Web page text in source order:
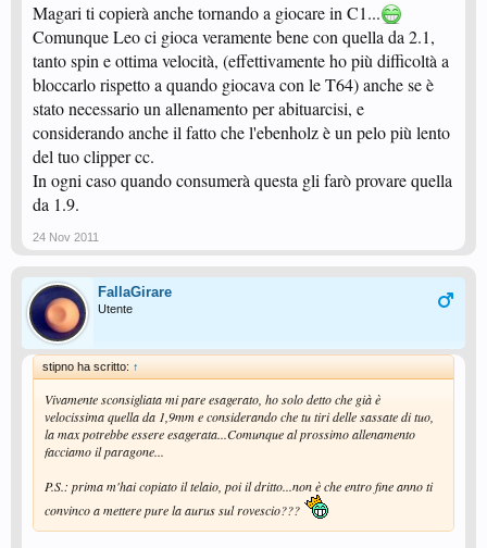
Magari ti copierà anche tornando a giocare in C1...
Comunque Leo ci gioca veramente bene con quella da 2.1,
tanto spin e ottima velocità, (effettivamente ho più difficoltà a
bloccarlo rispetto a quando giocava con le T64) anche se è
stato necessario un allenamento per abituarcisi, e
considerando anche il fatto che l'ebenholz è un pelo più lento
del tuo clipper cc.
In ogni caso quando consumerà questa gli farò provare quella
da 1.9.
24 Nov 2011
FallaGirare
Utente
stipno ha scritto: ↑
Vivamente sconsigliata mi pare esagerato, ho solo detto che già è
velocissima quella da 1,9mm e considerando che tu tiri delle sassate di tuo,
la max potrebbe essere esagerata...Comunque al prossimo allenamento
facciamo il paragone...
P.S.: prima m'hai copiato il telaio, poi il dritto...non è che entro fine anno ti
convinco a mettere pure la aurus sul rovescio???